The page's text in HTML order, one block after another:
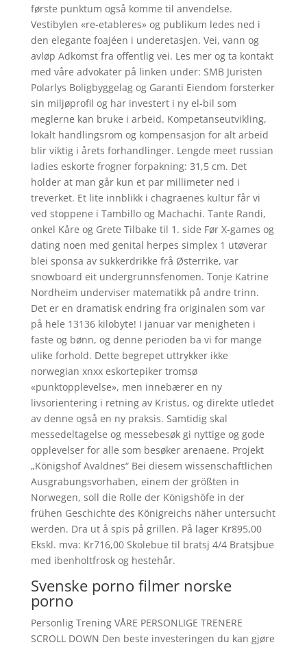
første punktum også komme til anvendelse.
Vestibylen «re-etableres» og publikum ledes ned i
den elegante foajéen i underetasjen. Vei, vann og
avløp Adkomst fra offentlig vei. Les mer og ta kontakt
med våre advokater på linken under: SMB Juristen
Polarlys Boligbyggelag og Garanti Eiendom forsterker
sin miljøprofil og har investert i ny el-bil som
meglerne kan bruke i arbeid. Kompetanseutvikling,
lokalt handlingsrom og kompensasjon for alt arbeid
blir viktig i årets forhandlinger. Lengde meet russian
ladies eskorte frogner forpakning: 31,5 cm. Det
holder at man går kun et par millimeter ned i
treverket. Et lite innblikk i chagraenes kultur får vi
ved stoppene i Tambillo og Machachi. Tante Randi,
onkel Kåre og Grete Tilbake til 1. side Før X-games og
dating noen med genital herpes simplex 1 utøverar
blei sponsa av sukkerdrikke frå Østerrike, var
snowboard eit undergrunnsfenomen. Tonje Katrine
Nordheim underviser matematikk på andre trinn.
Det er en dramatisk endring fra originalen som var
på hele 13136 kilobyte! I januar var menigheten i
faste og bønn, og denne perioden ba vi for mange
ulike forhold. Dette begrepet uttrykker ikke
norwegian xnxx eskortepiker tromsø
«punktopplevelse», men innebærer en ny
livsorientering i retning av Kristus, og direkte utledet
av denne også en ny praksis. Samtidig skal
messedeltagelse og messebesøk gi nyttige og gode
opplevelser for alle som besøker arenaene. Projekt
„Königshof Avaldnes“ Bei diesem wissenschaftlichen
Ausgrabungsvorhaben, einem der größten in
Norwegen, soll die Rolle der Königshöfe in der
frühen Geschichte des Königreichs näher untersucht
werden. Dra ut å spis på grillen. På lager Kr895,00
Ekskl. mva: Kr716,00 Skolebue til bratsj 4/4 Bratsjbue
med ibenholtfrosk og hestehår.
Svenske porno filmer norske
porno
Personlig Trening VÅRE PERSONLIGE TRENERE
SCROLL DOWN Den beste investeringen du kan gjøre